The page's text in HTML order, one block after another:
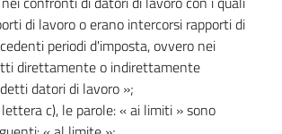
di lavoro o erano intercorsi rapporti di
periodi d'imposta, ovvero nei
direttamente o indirettamente
datori di lavoro »;
c), le parole: « ai limiti » sono